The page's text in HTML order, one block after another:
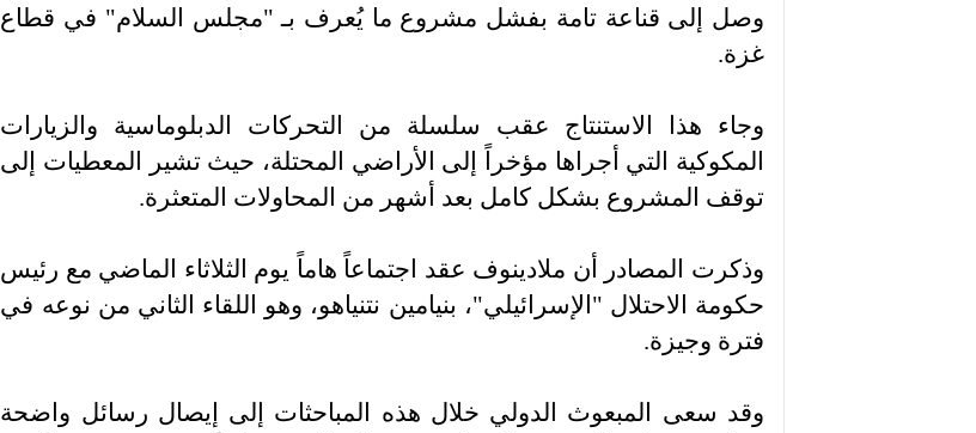
وصل إلى قناعة تامة بفشل مشروع ما يُعرف بـ "مجلس السلام" في قطاع
غزة.
وجاء هذا الاستنتاج عقب سلسلة من التحركات الدبلوماسية والزيارات
المكوكية التي أجراها مؤخراً إلى الأراضي المحتلة، حيث تشير المعطيات إلى
توقف المشروع بشكل كامل بعد أشهر من المحاولات المتعثرة.
وذكرت المصادر أن ملادينوف عقد اجتماعاً هاماً يوم الثلاثاء الماضي مع رئيس
حكومة الاحتلال "الإسرائيلي"، بنيامين نتنياهو، وهو اللقاء الثاني من نوعه في
فترة وجيزة.
وقد سعى المبعوث الدولي خلال هذه المباحثات إلى إيصال رسائل واضحة